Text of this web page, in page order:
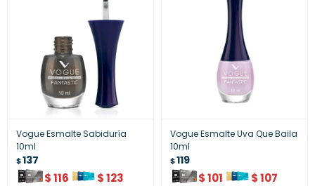
Vogue Esmalte Sabiduría
10ml
$137
$116 $123
Vogue Esmalte Uva Que Baila
10ml
$119
$101 $107